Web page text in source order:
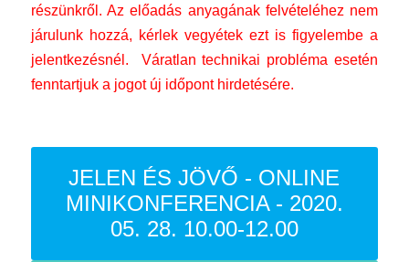
részünkről. Az előadás anyagának felvételéhez nem
járulunk hozzá, kérlek vegyétek ezt is figyelembe a
jelentkezésnél. Váratlan technikai probléma esetén
fenntartjuk a jogot új időpont hirdetésére.
JELEN ÉS JÖVŐ - ONLINE
MINIKONFERENCIA - 2020.
05. 28. 10.00-12.00